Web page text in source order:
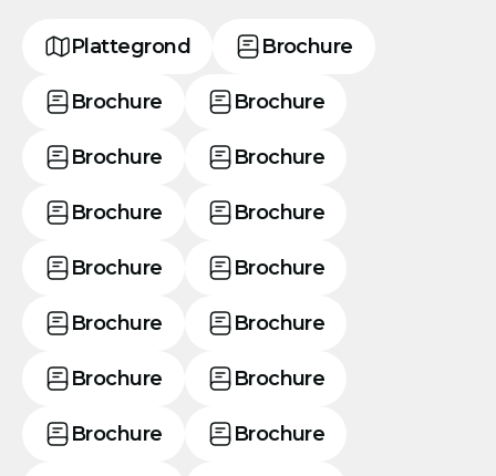
Plattegrond Brochure
Brochure Brochure
Brochure Brochure
Brochure Brochure
Brochure Brochure
Brochure Brochure
Brochure Brochure
Brochure Brochure